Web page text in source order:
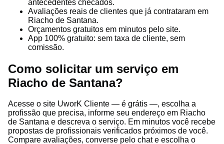
antecedentes checados.
Avaliações reais de clientes que já contrataram em
Riacho de Santana.
Orçamentos gratuitos em minutos pelo site.
App 100% gratuito: sem taxa de cliente, sem
comissão.
Como solicitar um serviço em
Riacho de Santana?
Acesse o site UworK Cliente — é grátis —, escolha a
profissão que precisa, informe seu endereço em Riacho
de Santana e descreva o serviço. Em minutos você recebe
propostas de profissionais verificados próximos de você.
Compare avaliações, converse pelo chat e escolha o